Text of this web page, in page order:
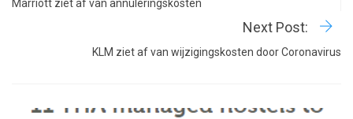
Marriott ziet af van annuleringskosten
Next Post:
KLM ziet af van wijzigingskosten door Coronavirus